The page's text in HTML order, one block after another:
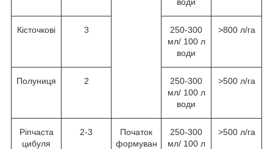
Кісточкові 3
250-300
мл/ 100 л
води
>800 л/га
Полуниця 2
250-300
мл/ 100 л
води
>500 л/га
Ріпчаста
цибуля
2-3
Початок
формуван
250-300
мл/ 100 л
>500 л/га